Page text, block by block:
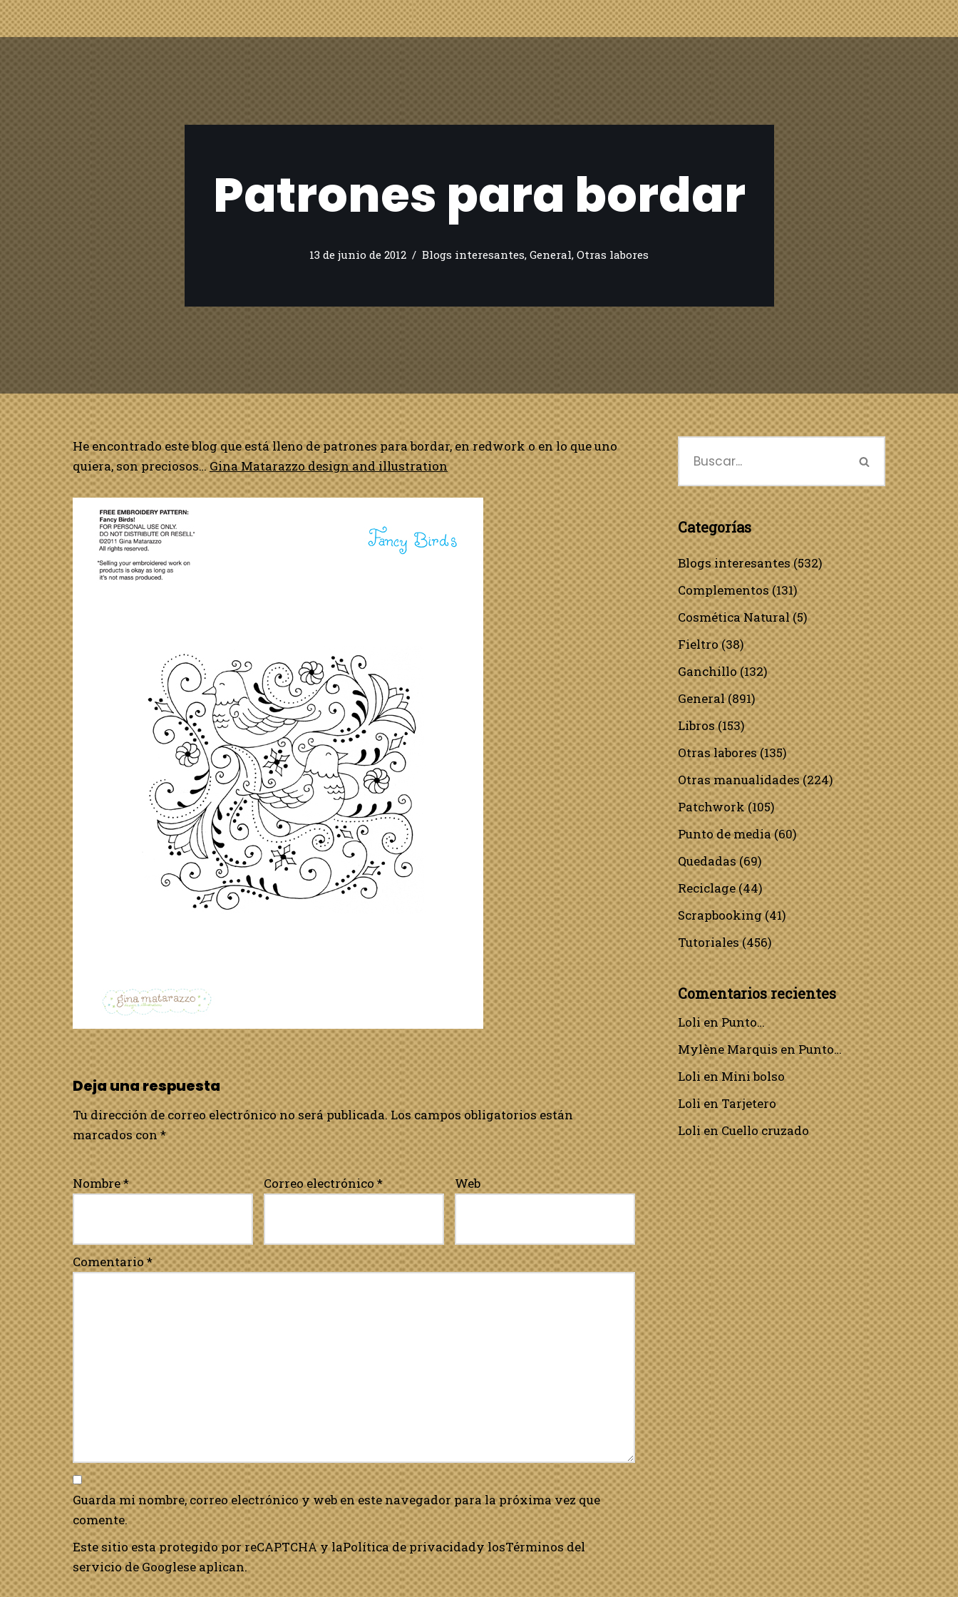
Patrones para bordar
13 de junio de 2012 Blogs interesantes, General, Otras labores
He encontrado este blog que está lleno de patrones para bordar, en redwork o en lo que uno
quiera, son preciosos…Gina Matarazzo design and illustration
Deja una respuesta
Tu dirección de correo electrónico no será publicada. Los campos obligatorios están
marcados con*
Nombre* Correo electrónico* Web
Comentario*
Guarda mi nombre, correo electrónico y web en este navegador para la próxima vez que
comente.
Este sitio esta protegido por reCAPTCHA y laPolítica de privacidady losTérminos del
servicio de Googlese aplican.
Categorías
Blogs interesantes(532)
Complementos(131)
Cosmética Natural(5)
Fieltro(38)
Ganchillo(132)
General(891)
Libros(153)
Otras labores(135)
Otras manualidades(224)
Patchwork(105)
Punto de media(60)
Quedadas(69)
Reciclage(44)
Scrapbooking(41)
Tutoriales(456)
Comentarios recientes
LolienPunto…
Mylène MarquisenPunto…
LolienMini bolso
LolienTarjetero
LolienCuello cruzado